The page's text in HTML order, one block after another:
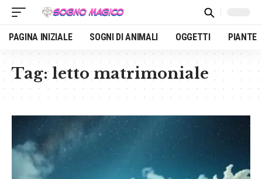
PAGINA INIZIALE SOGNI DI ANIMALI OGGETTI PIANTE
Tag: letto matrimoniale